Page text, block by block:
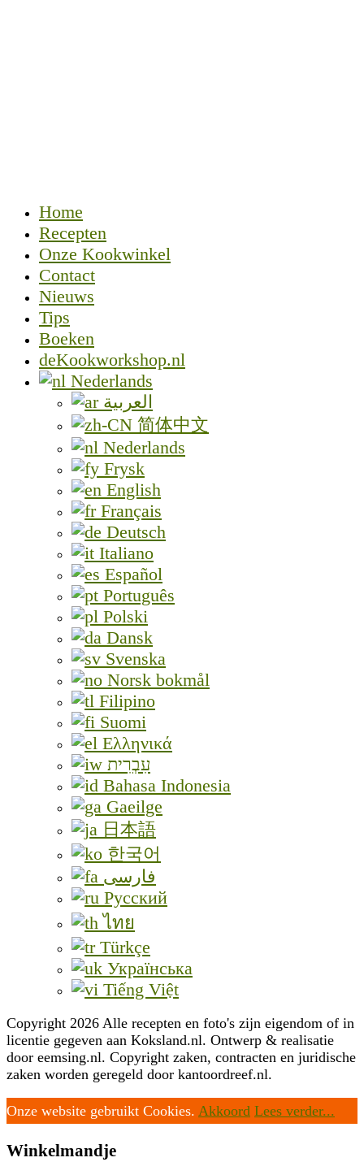
Home
Recepten
Onze Kookwinkel
Contact
Nieuws
Tips
Boeken
deKookworkshop.nl
Nederlands
العربية
简体中文
Nederlands
Frysk
English
Français
Deutsch
Italiano
Español
Português
Polski
Dansk
Svenska
Norsk bokmål
Filipino
Suomi
Ελληνικά
עִבְרִית
Bahasa Indonesia
Gaeilge
日本語
한국어
فارسی
Русский
ไทย
Türkçe
Українська
Tiếng Việt
Copyright 2026 Alle recepten en foto's zijn eigendom of in
licentie gegeven aan Koksland.nl. Ontwerp & realisatie
door eemsing.nl. Copyright zaken, contracten en juridische
zaken worden geregeld door kantoordreef.nl.
Onze website gebruikt Cookies. Akkoord Lees verder...
Winkelmandje